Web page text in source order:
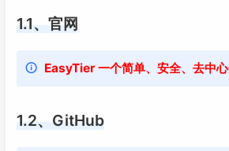
1.1、官网
EasyTier 一个简单、安全、去中
1.2、GitHub